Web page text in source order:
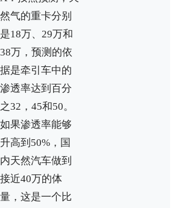
然气的重卡分别
是18万、29万和
38万，预测的依
据是牵引车中的
渗透率达到百分
之32，45和50。
如果渗透率能够
升高到50%，国
内天然汽车做到
接近40万的体
量，这是一个比